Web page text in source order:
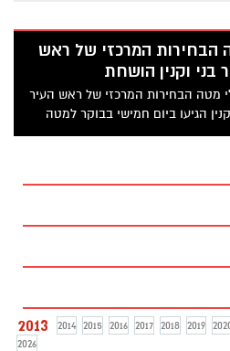
הבחירות המרכזי של ראש
בני וקנין הושחת
מטה הבחירות המרכזי של ראש העיר
הגיעו ביום חמישי בבוקר למטה
לגלות כי אלמונים
2013 2014 2015 2016 2017 2018 2019
2026